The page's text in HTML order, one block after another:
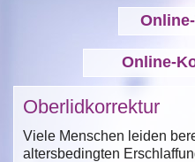
Online-
Oberlidkorrektur
Viele Menschen leiden
altersbedingten